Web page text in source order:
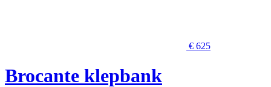
€ 625
Brocante klepbank